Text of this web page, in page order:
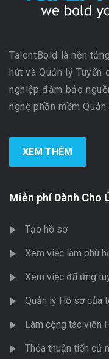
TalentBold là nền
hút và Quản lý Tuyển
nghiệp đảm bảo
nghệ phần mềm
XEM THÊM
Miễn phí Dành Cho
Tạo hồ sơ
Xem việc làm phù
Xem việc đã ứng
Quản lý Hồ sơ của
Làm cộng tác viên
Thỏa thuận tiến cử